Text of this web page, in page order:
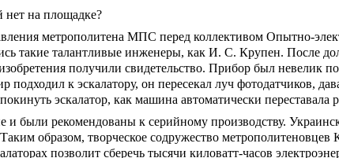
нет на площадке?
метрополитена МПС перед коллективом Опытно-
такие талантливые инженеры, как И. С. Крупен. После
получили свидетельство. Прибор был невелик по
к эскалатору, он пересекал луч фотодатчиков,
эскалатор, как машина автоматически переставала
рекомендованы к серийному производству.
образом, творческое содружество
позволит сберечь тысячи киловатт-часов